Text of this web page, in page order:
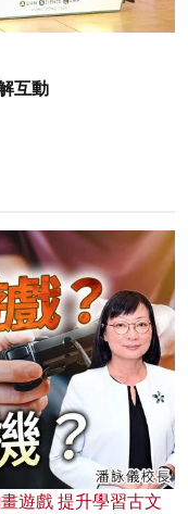
互動
遊戲 提升學習古文